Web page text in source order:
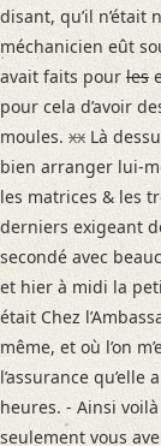
disant, qu’il n’était
méchanicien eût
avait faits pour les
pour cela d’avoir
moules. xx Là
bien arranger lui-
les matrices & les
derniers exigeant
secondé avec
et hier à midi la
était Chez
même, et où l’on
l’assurance
heures. - Ainsi
seulement vous